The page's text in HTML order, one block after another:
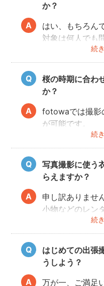
か？
続
はい、もちろん
対象は何人でも
一緒に素敵な思
桜の時期に合わ
か？
続
fotowaでは撮影
が可能です。
ご予約の変更方
い。
フォトグラファ
更日に対応でき
らかじめ開花予
めることをオス
写真撮影に使う
らえますか？
続
申し訳ありませ
小物などのレン
おりませんので
願いしておりま
はじめての出張
うしよう？
万が一、ご満足